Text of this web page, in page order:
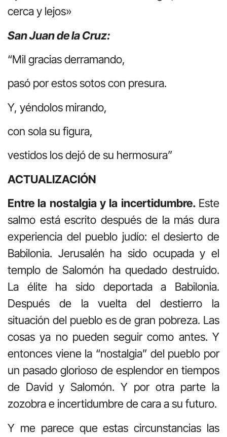
cerca y lejos»
San Juan de la Cruz:
“Mil gracias derramando,
pasó por estos sotos con presura.
Y, yéndolos mirando,
con sola su figura,
vestidos los dejó de su hermosura”
ACTUALIZACIÓN
Entre la nostalgia y la incertidumbre. Este
salmo está escrito después de la más dura
experiencia del pueblo judío: el desierto de
Babilonia. Jerusalén ha sido ocupada y el
templo de Salomón ha quedado destruido.
La élite ha sido deportada a Babilonia.
Después de la vuelta del destierro la
situación del pueblo es de gran pobreza. Las
cosas ya no pueden seguir como antes. Y
entonces viene la “nostalgia” del pueblo por
un pasado glorioso de esplendor en tiempos
de David y Salomón. Y por otra parte la
zozobra e incertidumbre de cara a su futuro.
Y me parece que estas circunstancias las